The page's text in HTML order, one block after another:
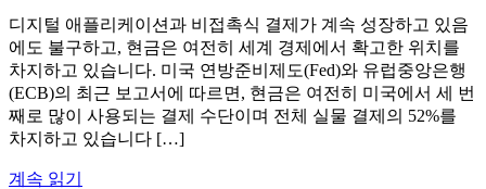
디지털 애플리케이션과 비접촉식 결제가 계속 성장하고 있음
에도 불구하고, 현금은 여전히 세계 경제에서 확고한 위치를
차지하고 있습니다. 미국 연방준비제도(Fed)와 유럽중앙은행
(ECB)의 최근 보고서에 따르면, 현금은 여전히 미국에서 세 번
째로 많이 사용되는 결제 수단이며 전체 실물 결제의 52%를
차지하고 있습니다 […]
계속 읽기